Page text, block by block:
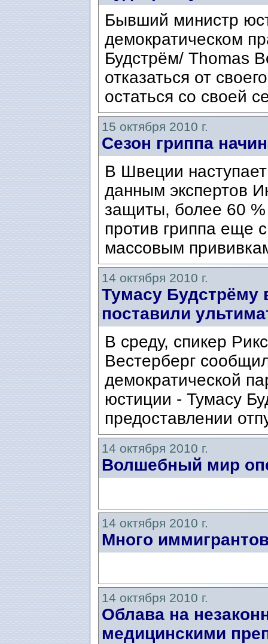
Бывший министр
демократическом
Будстрём/ Thomas
отказаться от
остаться со своей
15 октября 2010 г.
Сезон гриппа
В Швеции
данным экспертов
защиты, более 60
против гриппа еще
массовым
14 октября 2010 г.
Тумасу Будстрёму
поставили
В среду, спикер
Вестерберг
демократической
юстиции - Тумасу
предоставлении
14 октября 2010 г.
Волшебный мир
14 октября 2010 г.
Много
14 октября 2010 г.
Облава на
медицинскими